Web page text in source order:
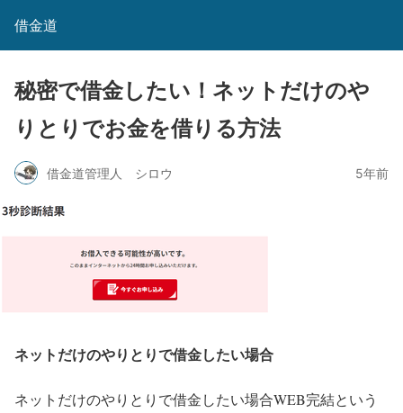
借金道
秘密で借金したい！ネットだけのや
りとりでお金を借りる方法
借金道管理人 シロウ 5年前
ネットだけのやりとりで借金したい場合
ネットだけのやりとりで借金したい場合WEB完結という